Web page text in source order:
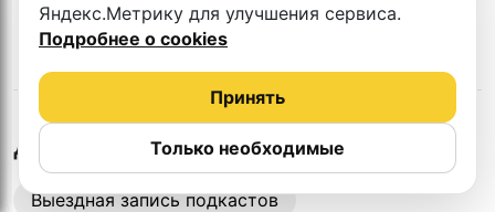
Другие студии в Махачкале
Выездная запись подкастов
Яндекс.Метрику для улучшения сервиса.
Подробнее о cookies
Только необходимые
Принять